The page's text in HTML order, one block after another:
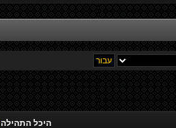
היכל התהילה